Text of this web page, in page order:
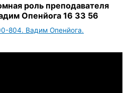
роль преподавателя
Опенйога 16 33 56
804. Вадим Опенйога.